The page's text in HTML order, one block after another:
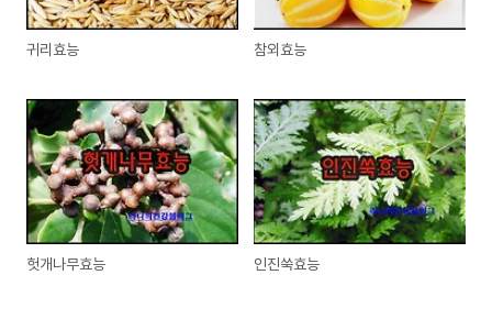
귀리효능 참외효능
헛개나무효능 인진쑥효능